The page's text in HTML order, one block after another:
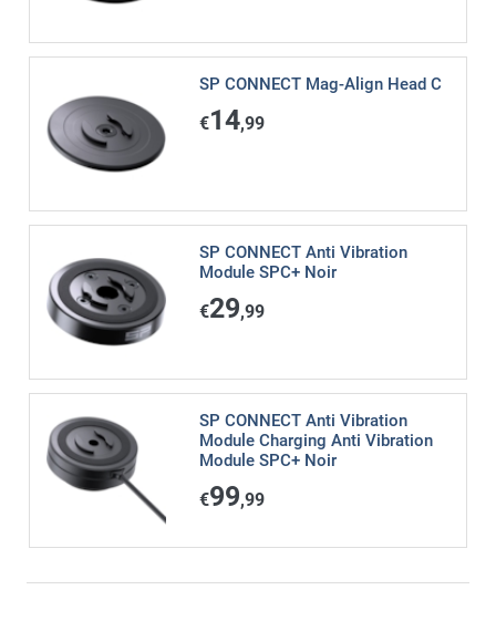
SP CONNECT Mag-Align Head C
€14,99
SP CONNECT Anti Vibration
Module SPC+ Noir
€29,99
SP CONNECT Anti Vibration
Module Charging Anti Vibration
Module SPC+ Noir
€99,99